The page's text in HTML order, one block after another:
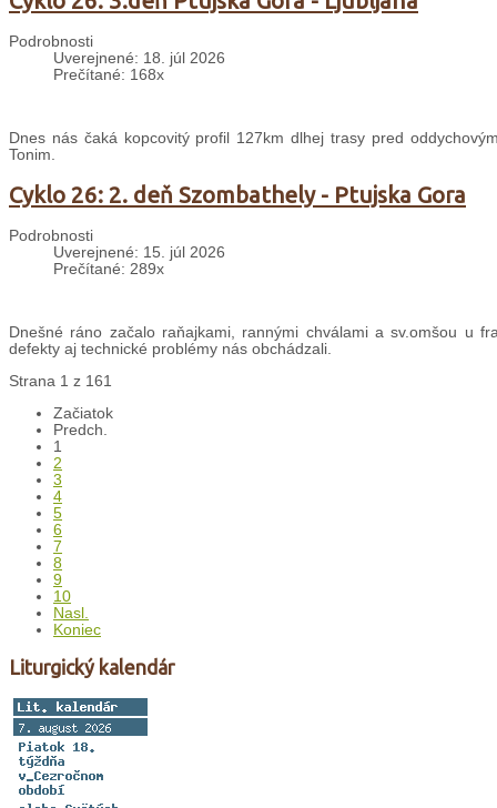
Podrobnosti
Uverejnené: 18. júl 2026
Prečítané: 168x
Dnes nás čaká kopcovitý profil 127km dlhej trasy pred
Tonim.
Cyklo 26: 2. deň Szombathely - Ptujska Gora
Podrobnosti
Uverejnené: 15. júl 2026
Prečítané: 289x
Dnešné ráno začalo raňajkami, rannými chválami a sv.omšou u
defekty aj technické problémy nás obchádzali.
Strana 1 z 161
Začiatok
Predch.
1
2
3
4
5
6
7
8
9
10
Nasl.
Koniec
Liturgický kalendár